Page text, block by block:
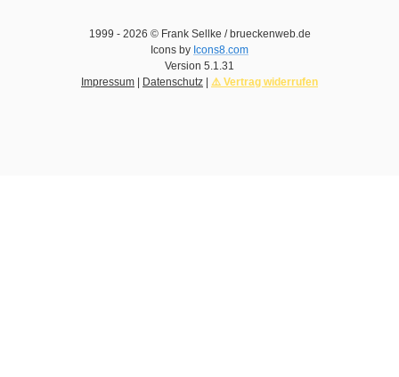
1999 - 2026 © Frank Sellke / brueckenweb.de
Icons by Icons8.com
Version 5.1.31
Impressum
Datenschutz ⚠️ Vertrag widerrufen